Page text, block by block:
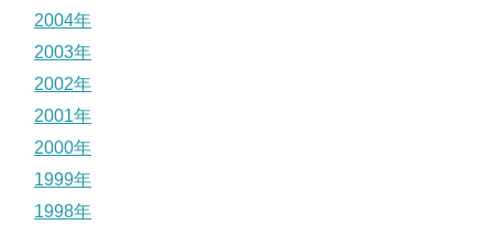
2004年
2003年
2002年
2001年
2000年
1999年
1998年